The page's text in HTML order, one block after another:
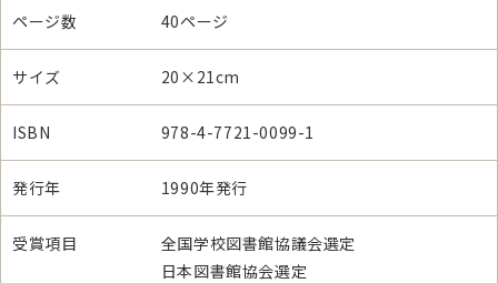
ページ数 40ページ
サイズ 20×21cm
ISBN 978-4-7721-0099-1
発行年 1990年発行
受賞項目
全国学校図書館協議会選定
日本図書館協会選定